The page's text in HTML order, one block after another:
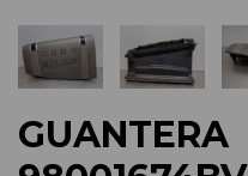
GUANTERA